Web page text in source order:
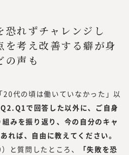
究所』を立ち上げ、メデ
』にて、プロフェッ
方やキャリア形成につい
材を活用する企業につい
い、情報を提供していく
や人事部、事業部の方よ
ウや事例をもっと知りた
くいただく機会が増えま
恐れずチャレンジし
を考え改善する癖が身
の声も
代の頃は働いていなかった」以
Q2.Q1で回答した以外に、ご自身
みを振り返り、今の自分のキャ
れば、自由に教えてください。
と質問したところ、
「失敗を恐